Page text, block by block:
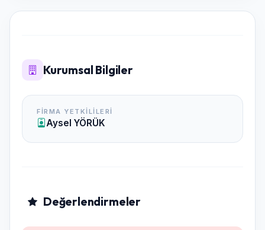
Kurumsal Bilgiler
FIRMA YETKILILERI
Aysel YÖRÜK
Değerlendirmeler